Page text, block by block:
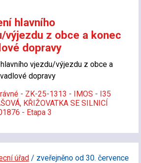
hlavního
výjezdu z obce a konec
dopravy
vjezdu/výjezdu z obce a
dopravy
- ZK-25-1313 - IMOS - I35
KŘIŽOVATKA SE SILNICÍ
- Etapa 3
úřad/ zveřejněno od 30. července